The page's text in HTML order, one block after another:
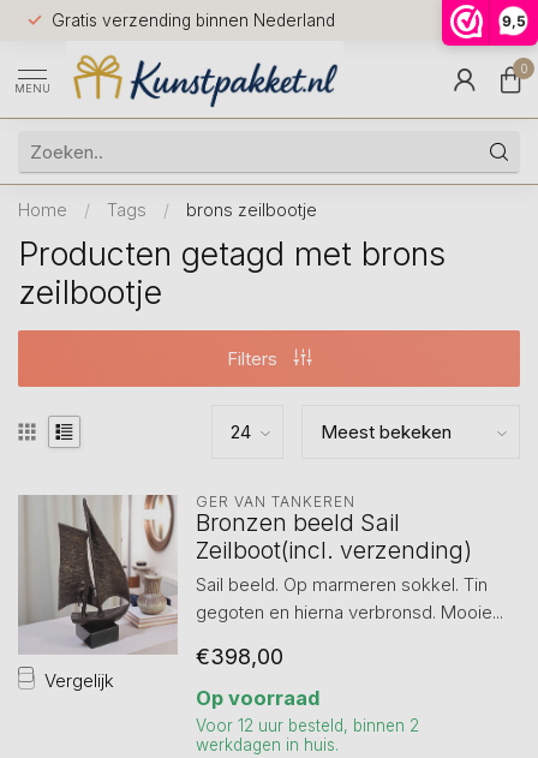
9,5
Gratis verzending binnen Nederland
Voor
huis
9.5
MENU
0
Home / Tags / brons zeilbootje
Producten getagd met brons
zeilbootje
Filters
Vergelijk
GER VAN TANKEREN
Bronzen beeld Sail
Zeilboot(incl. verzending)
Sail beeld. Op marmeren sokkel. Tin
gegoten en hierna verbronsd. Mooie...
€398,00
Op voorraad
Voor 12 uur besteld, binnen 2
werkdagen in huis.